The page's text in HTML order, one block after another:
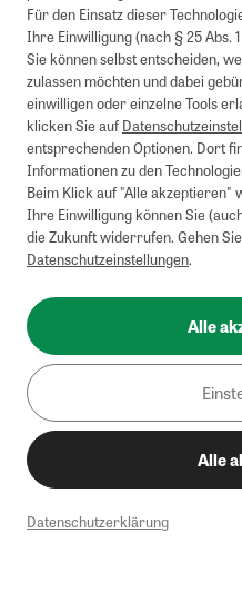
Für den Einsatz dieser
Ihre Einwilligung (nach § 25 Abs.
Sie können selbst entscheiden,
zulassen möchten und dabei
einwilligen oder einzelne Tools
klicken Sie auf
entsprechenden Optionen. Dort
Informationen zu den
Beim Klick auf "Alle akzeptieren"
Ihre Einwilligung können Sie
die Zukunft widerrufen. Gehen
Datenschutzeinstellungen.
Alle
Alle
Datenschutzerklärung